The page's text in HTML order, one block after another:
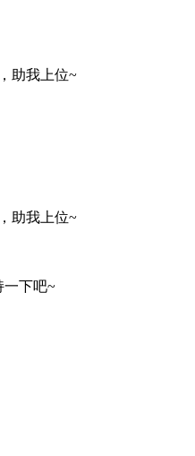
助我上位~
助我上位~
一下吧~